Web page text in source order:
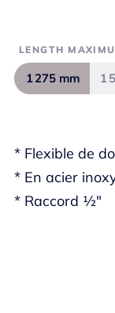
* Flexible de
* En acier
* Raccord ½"
LENGTH
1 275 mm 1